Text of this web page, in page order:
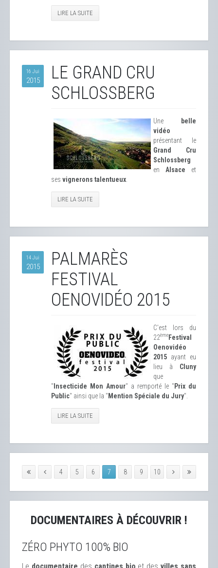
LIRE LA SUITE
16 Jui
2015
LE GRAND CRU
SCHLOSSBERG
Une
belle
vidéo
présentant le
Grand Cru
Schlossberg
en Alsace et
ses vignerons talentueux
LIRE LA SUITE
14 Jui
2015
PALMARÈS
FESTIVAL
OENOVIDÉO 2015
C'est lors du
22ème Festival
Oenovidéo
2015 ayant eu
lieu à Cluny
que
" Insecticide Mon Amour" a remporté le " Prix du
Public" ainsi que la " Mention Spéciale du Jury".
LIRE LA SUITE
4 5 6 7 8 9 10
DOCUMENTAIRES À DÉCOUVRIR !
ZÉRO PHYTO 100% BIO
Le documentaire des cantines bio et desvilles sans